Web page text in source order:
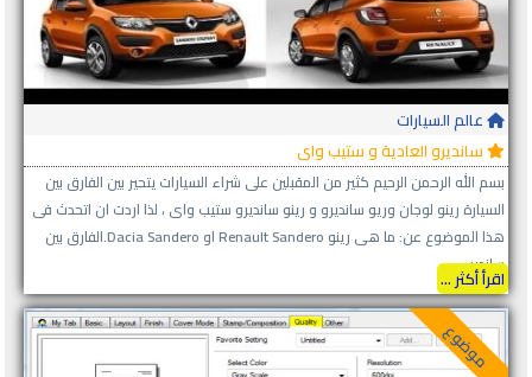
عالم السيارات
سانديرو العادية و ستيب واى
بسم الله الرحمن الرحيم كثير من المقبلين على شراء السيارات يتحير بين الفارق بين
السيارة رينو لوجان وريو سانديرو و رينو سانديرو ستيب واى ، لذا اردت ان اتحدث فى
هذا الموضوع عن: ما هى رينو Renault Sandero او Dacia Sandero.الفارق بين
ساندير...
اقرأ أكثر ...
موضوع